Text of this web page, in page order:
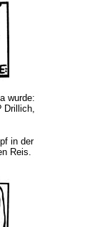
wurde:
Drillich,
in der
Reis.